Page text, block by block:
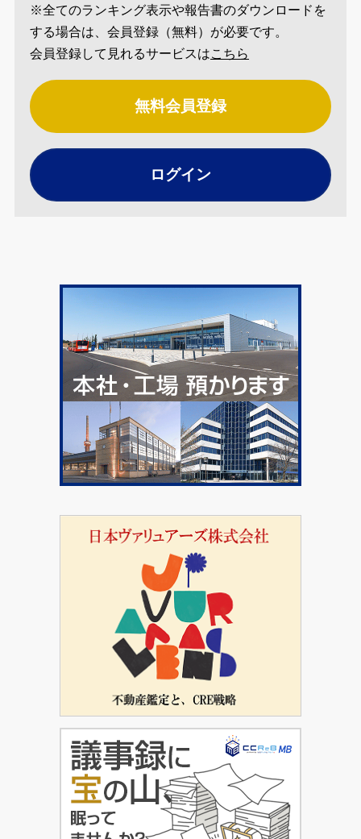
※全てのランキング表示や報告書のダウンロードを
する場合は、会員登録（無料）が必要です。
会員登録して見れるサービスはこちら
無料会員登録
ログイン